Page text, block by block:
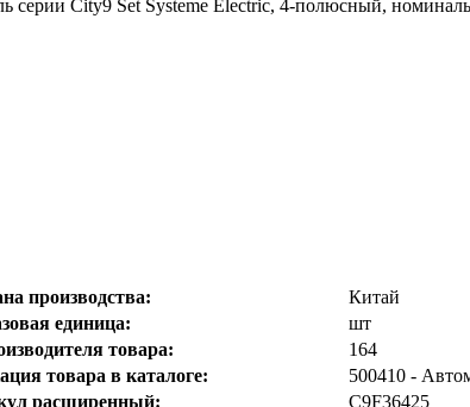
серии City9 Set Systeme Electric, 4-полюсный,
производства:
Китай
единица:
шт
товара:
164
товара в каталоге:
500410 -
расширенный:
C9F36425